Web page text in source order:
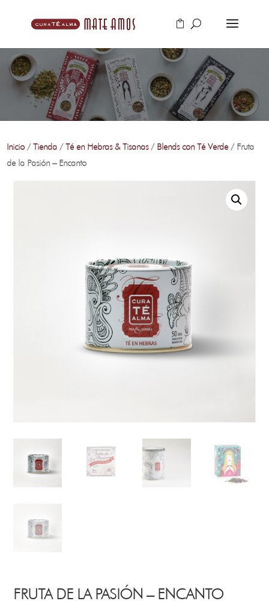
Inicio /Tienda /Té en Hebras & Tisanas/ Blends con Té Verde/ Fruta
de la Pasión – Encanto
FRUTA DE LA PASIÓN – ENCANTO